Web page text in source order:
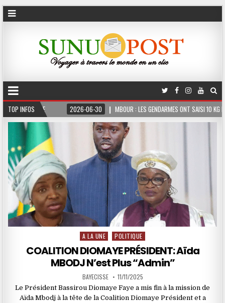
TOP INFOS 2026-06-30 MBOUR : LES GENDARMES ONT SAISI 10 KG DE
Posted
in
A LA UNE POLITIQUE
COALITION DIOMAYE PRÉSIDENT: Aïda
MBODJ N’est Plus “Admin”
BAYECISSE 11/11/2025
Le Président Bassirou Diomaye Faye a mis fin à la mission de
Aïda Mbodj à la tête de la Coalition Diomaye Président et a